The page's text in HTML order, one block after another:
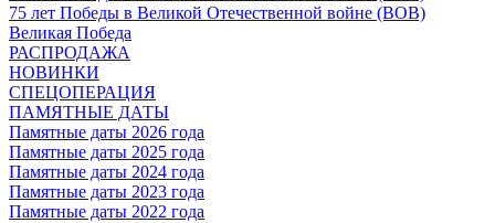
75 лет Победы в Великой Отечественной войне (ВОВ)
Великая Победа
РАСПРОДАЖА
НОВИНКИ
СПЕЦОПЕРАЦИЯ
ПАМЯТНЫЕ ДАТЫ
Памятные даты 2026 года
Памятные даты 2025 года
Памятные даты 2024 года
Памятные даты 2023 года
Памятные даты 2022 года